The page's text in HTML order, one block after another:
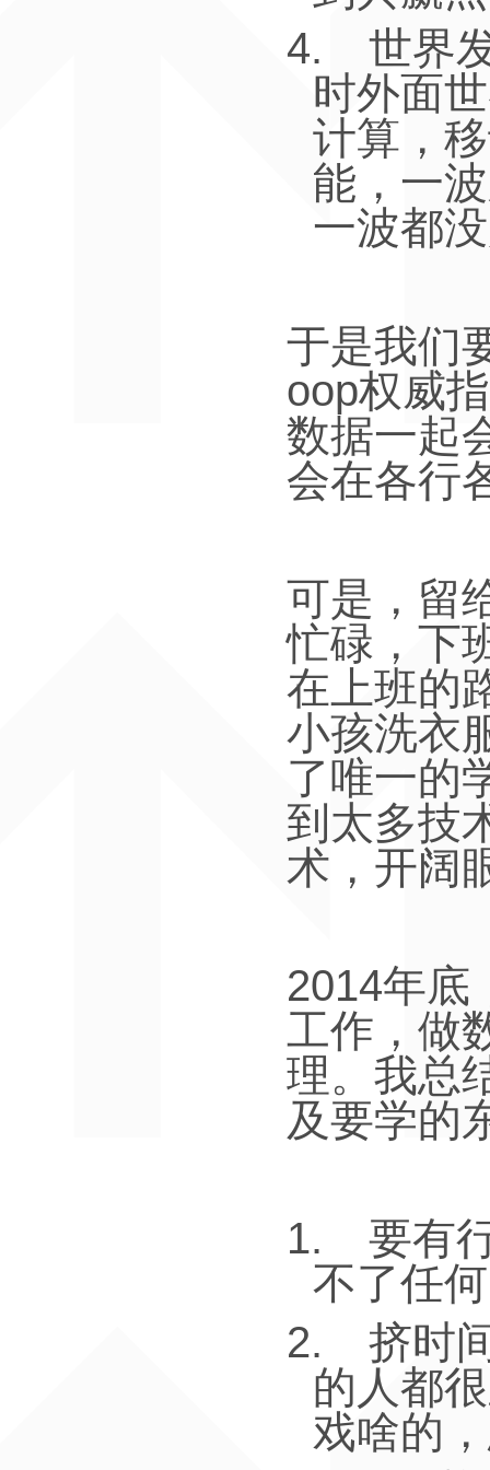
4.
世界
时外面
计算，
能，一
一波都
于是我们
oop权威
数据一起
会在各行
可是，留
忙碌，下
在上班的
小孩洗衣
了唯一的
到太多技
术，开阔
2014年底
工作，做
理。我总
及要学的
1.
要有
不了任
2.
挤时
的人都
戏啥的